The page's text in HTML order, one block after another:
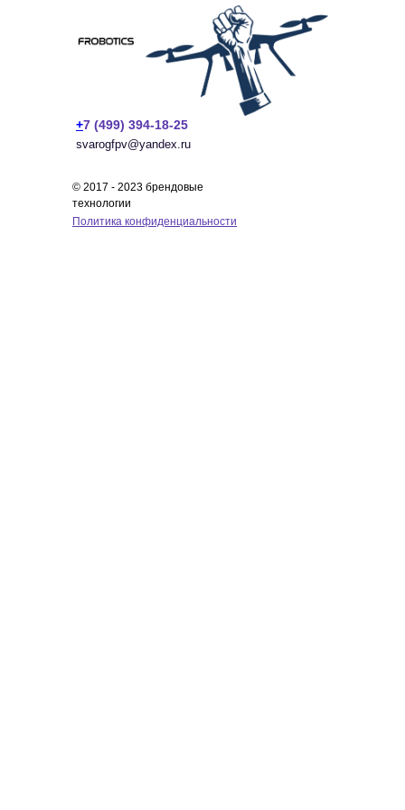
© 2017 - 2023 брендовые
технологии
Политика конфиденциальности
+7 (499) 394-18-25
svarogfpv@yandex.ru